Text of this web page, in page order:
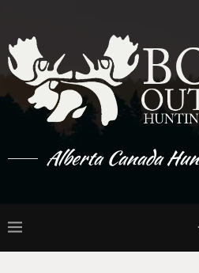
Alberta Canada